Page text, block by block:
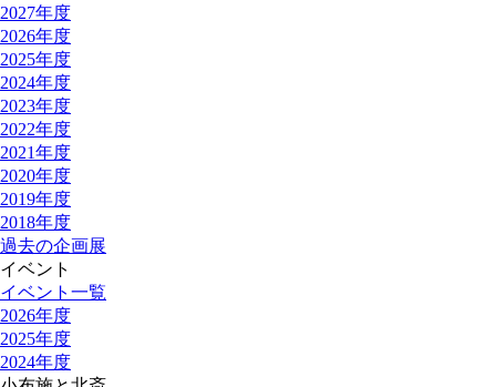
2027年度
2026年度
2025年度
2024年度
2023年度
2022年度
2021年度
2020年度
2019年度
2018年度
過去の企画展
イベント
イベント一覧
2026年度
2025年度
2024年度